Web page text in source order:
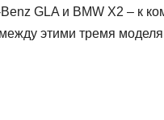
GLA и BMW X2 – к
этими тремя